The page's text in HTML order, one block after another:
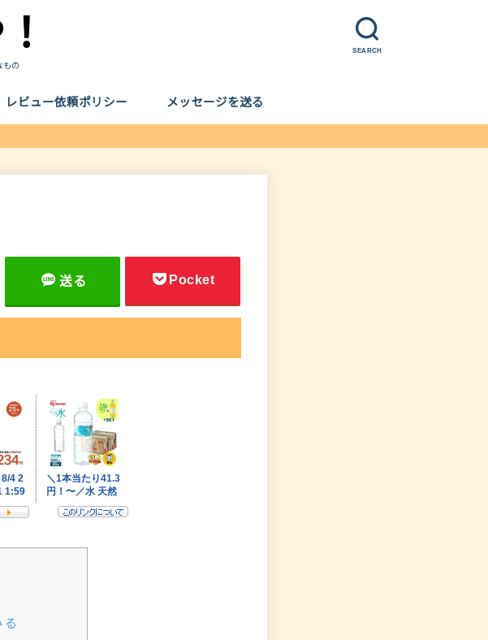
SEARCH
もの
レビュー依頼ポリシー メッセージを送る
送る Pocket
る